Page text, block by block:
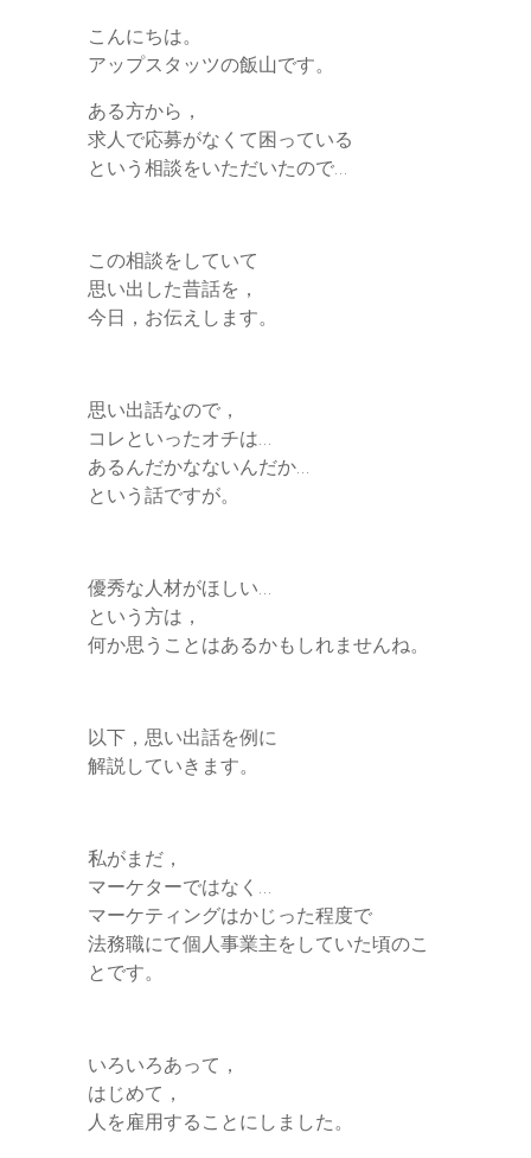
b
o
o
k
e
d
n
s
s
e
g
e
こんにちは。
アップスタッツの飯山です。
ある方から，
求人で応募がなくて困っている
という相談をいただいたので…
この相談をしていて
思い出した昔話を，
今日，お伝えします。
思い出話なので，
コレといったオチは…
あるんだかなないんだか…
という話ですが。
優秀な人材がほしい…
という方は，
何か思うことはあるかもしれませんね。
以下，思い出話を例に
解説していきます。
私がまだ，
マーケターではなく…
マーケティングはかじった程度で
法務職にて個人事業主をしていた頃のこ
とです。
いろいろあって，
はじめて，
人を雇用することにしました。